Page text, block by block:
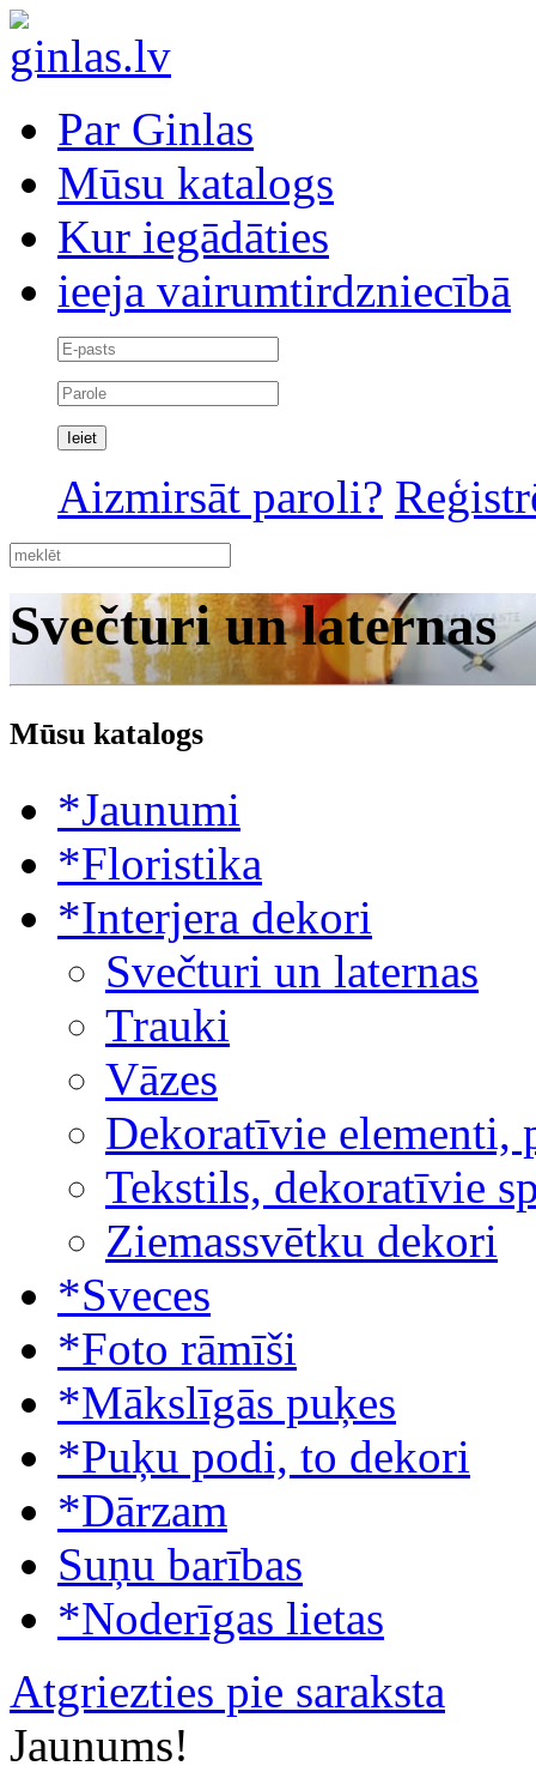
Par Ginlas
Mūsu katalogs
Kur iegādāties
ieeja vairumtirdzniecībā
Aizmirsāt paroli?
Svečturi un laternas
Mūsu katalogs
*Jaunumi
*Floristika
*Interjera dekori
Svečturi un laternas
Trauki
Vāzes
Dekoratīvie elementi,
Tekstils, dekoratīvie
Ziemassvētku dekori
*Sveces
*Foto rāmīši
*Mākslīgās puķes
*Puķu podi, to dekori
*Dārzam
Suņu barības
*Noderīgas lietas
Atgriezties pie saraksta
Jaunums!